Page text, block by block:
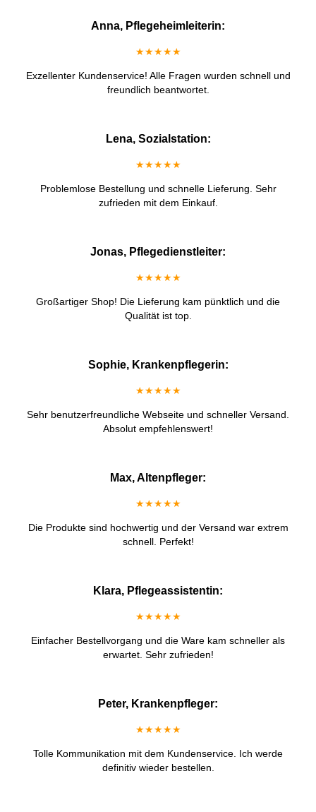
Anna, Pflegeheimleiterin:
★★★★★
Exzellenter Kundenservice! Alle Fragen wurden schnell und
freundlich beantwortet.
Lena, Sozialstation:
★★★★★
Problemlose Bestellung und schnelle Lieferung. Sehr
zufrieden mit dem Einkauf.
Jonas, Pflegedienstleiter:
★★★★★
Großartiger Shop! Die Lieferung kam pünktlich und die
Qualität ist top.
Sophie, Krankenpflegerin:
★★★★★
Sehr benutzerfreundliche Webseite und schneller Versand.
Absolut empfehlenswert!
Max, Altenpfleger:
★★★★★
Die Produkte sind hochwertig und der Versand war extrem
schnell. Perfekt!
Klara, Pflegeassistentin:
★★★★★
Einfacher Bestellvorgang und die Ware kam schneller als
erwartet. Sehr zufrieden!
Peter, Krankenpfleger:
★★★★★
Tolle Kommunikation mit dem Kundenservice. Ich werde
definitiv wieder bestellen.